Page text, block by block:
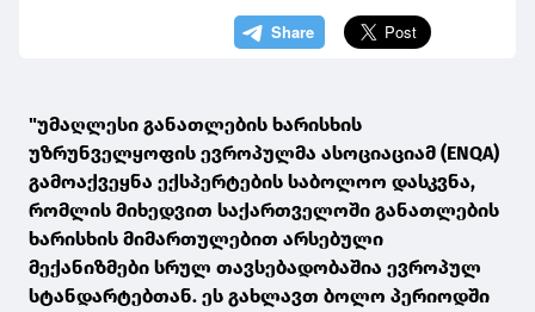
"უმაღლესი განათლების ხარისხის
უზრუნველყოფის ევროპულმა ასოციაციამ (ENQA)
გამოაქვეყნა ექსპერტების საბოლოო დასკვნა,
რომლის მიხედვით საქართველოში განათლების
ხარისხის მიმართულებით არსებული
მექანიზმები სრულ თავსებადობაშია ევროპულ
სტანდარტებთან. ეს გახლავთ ბოლო პერიოდში